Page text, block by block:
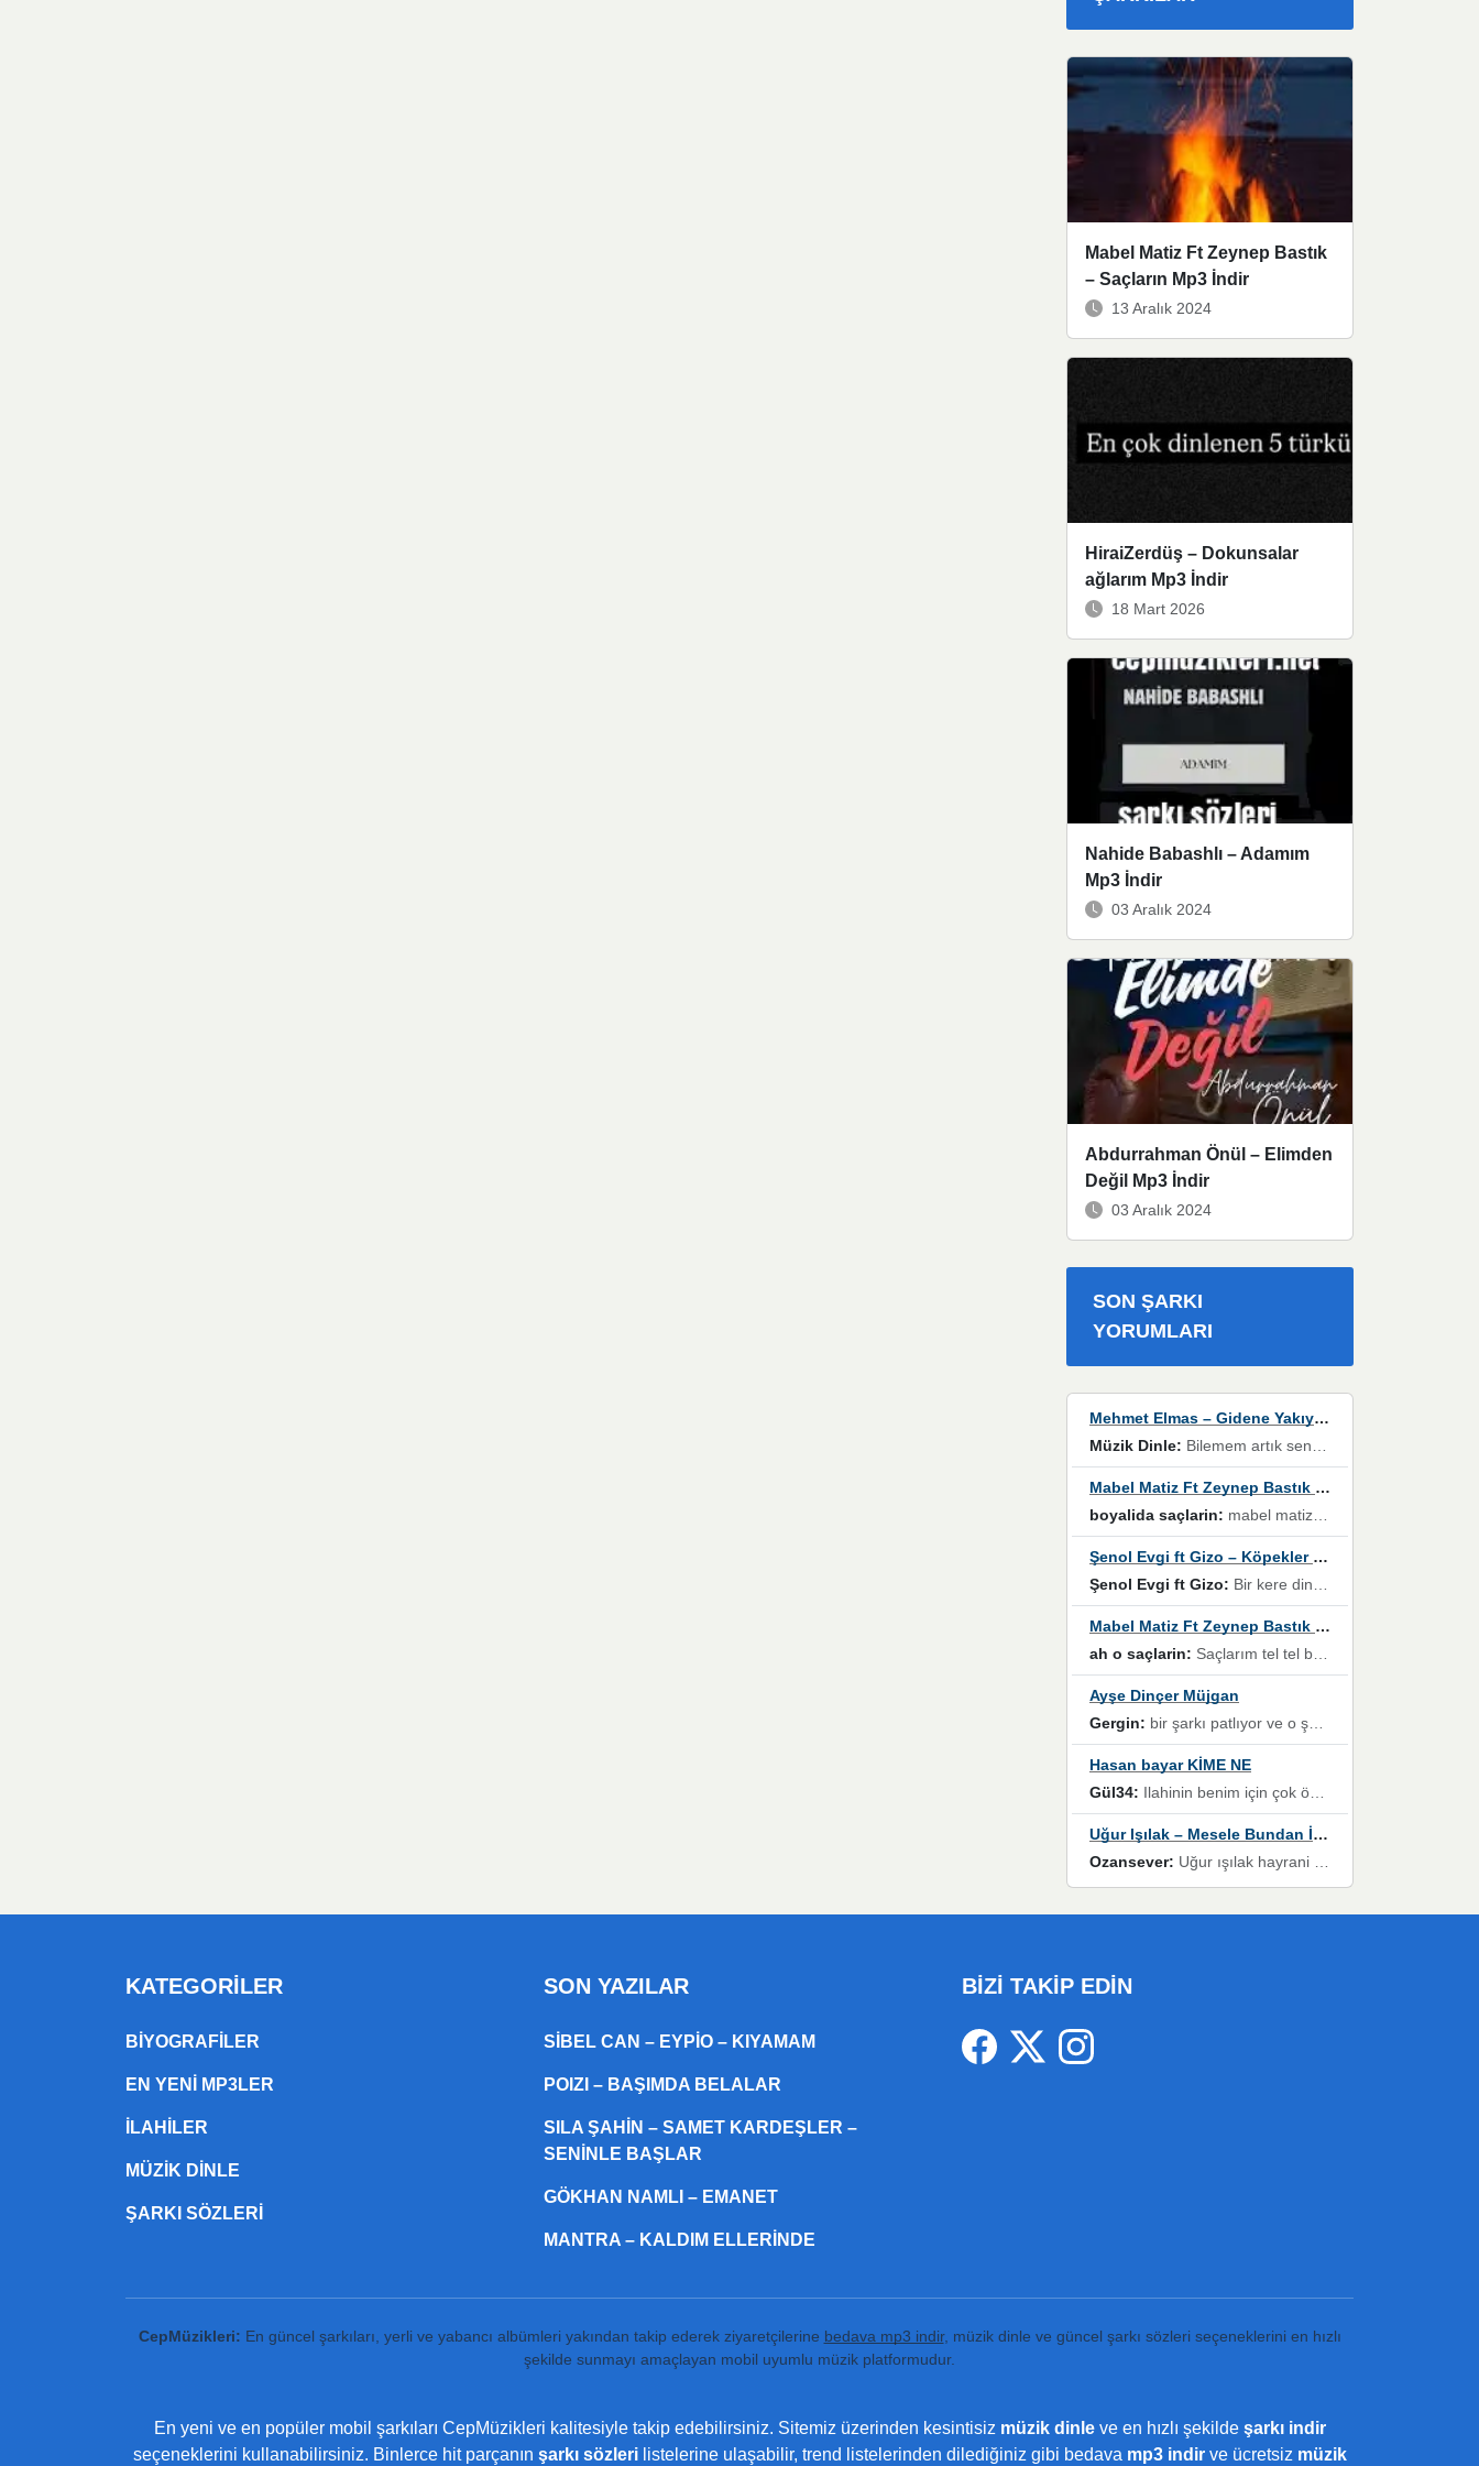
Mabel Matiz Ft Zeynep Bastık
– Saçların Mp3 İndir
13 Aralık 2024
HiraiZerdüş – Dokunsalar
ağlarım Mp3 İndir
18 Mart 2026
Nahide Babashlı – Adamım
Mp3 İndir
03 Aralık 2024
Abdurrahman Önül – Elimden
Değil Mp3 İndir
03 Aralık 2024
SON ŞARKI
YORUMLARI
Mehmet Elmas – Gidene Yakıyorum
Müzik Dinle: Bilemem artık senden bir şans daha / Düştüğün zaman ben olmayacağım yanında” dizeleri, artık geçmişin tekrarına izin verilmeyeceğini, kişisel sınırların çizildiğini gösteriyor.
Mabel Matiz Ft Zeynep Bastık – Saçların
boyalida saçlarin: mabel matiz'in maya albümünde yer alan güzellerden. parça da şarkı hani! müzikal altyapısına vurulduğum, sözlerinde kaybolduğum bir parça olmuş.
Şenol Evgi ft Gizo – Köpekler Tanımadıklarına havlar
Şenol Evgi ft Gizo: Bir kere dinlememe rağmen kulaklardan gitmiyor sen sen sen sen kurban ol sen sen sen sen hayran ol yükses ses müzik dinleme sebebisiniz canlar bomba gibi patladınız maşallah
Mabel Matiz Ft Zeynep Bastık – Saçların
ah o saçlarin: Saçlarım tel tel beyazlıyor beyazlagına degil yanımda sen yoksun ona üzülüyorum günler bir bir geçiyor geçen günlere değil sensiz geçen günlere darılıyorum,Dinledikce asla kavusamayacagim ama asla unutamicagim sevdiğim adam için yanar içim
Ayşe Dinçer Müjgan
Gergin: bir şarkı patlıyor ve o şarkıyı millet her paylaşımın altına koyuyor ve öyle bir durum hal alıyor ki şarkıyı dinlemeden şarkıdan bikıyorsun Ama bu enteresan bir şekilde dillere dolanıyor millet olarak seviyoruz dertlerle boğuşurken bir yandan da göbek atmayi))) diyeceklerim bu kadar güzel hoş bir sayfa emeğinize sağlık arkadaşlar kolay gelsin
Hasan bayar KİME NE
Gül34: Ilahinin benim için çok özel bir yeri var İlk çıktığında komşum ne kadar yüksek sesle dinliyorsa orada duymuştum ve YouTube'dan aratıp Bu ilahiyi bulmuştum ve sonra müdavimi oldum günlük Ben de 3-5 kere dinleyip ezberleyip artık ilahiye bende eşlik ediyorum yüksek sesle Allah razı olsun hizmet nimettir Rabbim sizin zahmetlerinize de hayırlı nimetler versin Selam ve dua ile Allah'a emanet olun
Uğur Işılak – Mesele Bundan İbaret
Ozansever: Uğur ışılak hayrani olarak eski yeni tüm eserlerini keyifle huzurla dinleyenlerden birisiyim, emeğine saygı duyan gönül veren bunu en güzel şekilde sevenlerine ulaştıran siz değerli sayfa yöneticilerine de teşekkür ederim
KATEGORILER
BIYOGRAFILER
EN YENI MP3LER
ILAHILER
MÜZIK DINLE
ŞARKI SÖZLERI
SON YAZILAR
SIBEL CAN – EYPIO – KIYAMAM
POIZI – BAŞIMDA BELALAR
SILA ŞAHIN – SAMET KARDEŞLER –
SENINLE BAŞLAR
GÖKHAN NAMLI – EMANET
MANTRA – KALDIM ELLERINDE
BİZİ TAKİP EDİN
CepMüzikleri: En güncel şarkıları, yerli ve yabancı albümleri yakından takip ederek ziyaretçilerine bedava mp3 indir, müzik dinle ve güncel şarkı sözleri seçeneklerini en hızlı
şekilde sunmayı amaçlayan mobil uyumlu müzik platformudur.
En yeni ve en popüler mobil şarkıları CepMüzikleri kalitesiyle takip edebilirsiniz. Sitemiz üzerinden kesintisiz müzik dinleve en hızlı şekilde şarkı indir
seçeneklerini kullanabilirsiniz. Binlerce hit parçanın şarkı sözlerilistelerine ulaşabilir, trend listelerinden dilediğiniz gibi bedava mp3 indirve ücretsiz müzik